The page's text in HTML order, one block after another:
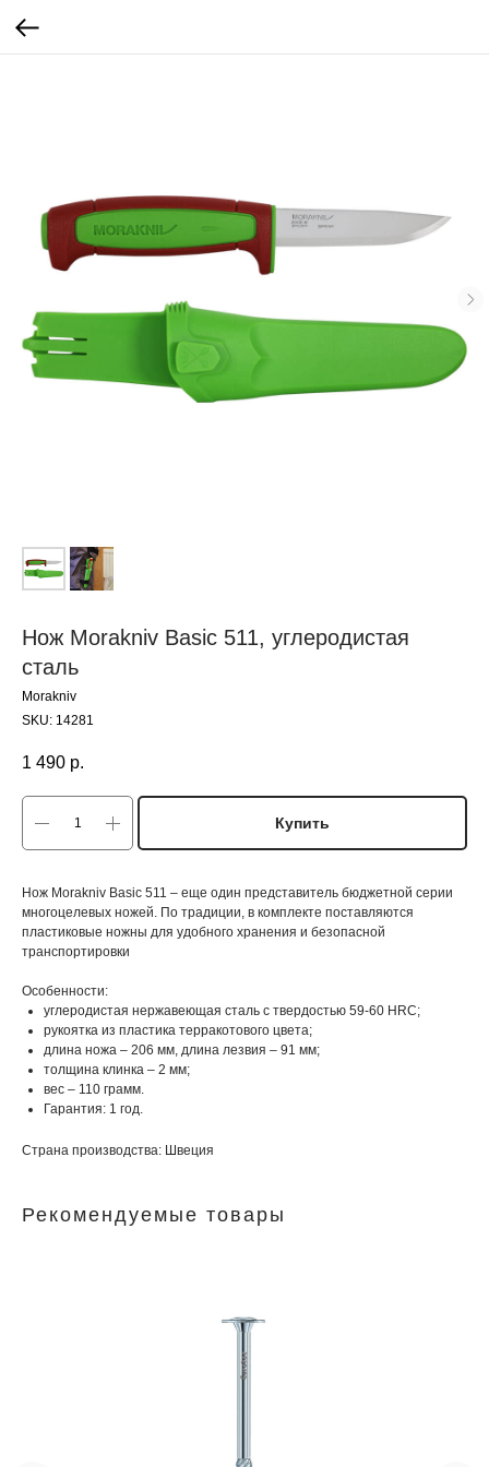
Нож Morakniv Basic 511, углеродистая
сталь
Morakniv
SKU: 14281
1 490 р.
Купить
Нож Morakniv Basic 511 – еще один представитель бюджетной серии
многоцелевых ножей. По традиции, в комплекте поставляются
пластиковые ножны для удобного хранения и безопасной
транспортировки
Особенности:
углеродистая нержавеющая сталь с твердостью 59-60 HRC;
рукоятка из пластика терракотового цвета;
длина ножа – 206 мм, длина лезвия – 91 мм;
толщина клинка – 2 мм;
вес – 110 грамм.
Гарантия: 1 год.
Страна производства: Швеция
Рекомендуемые товары